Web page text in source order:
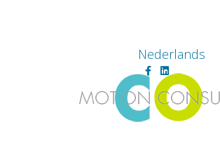
Nederlands
Facebook
Linkedin